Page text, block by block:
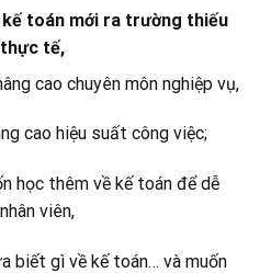
toán mới ra trường thiếu
tế,
cao chuyên môn nghiệp vụ,
cao hiệu suất công việc;
học thêm về kế toán để dễ
viên,
biết gì về kế toán… và muốn